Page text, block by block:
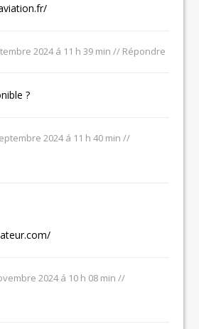
2024 á 11 h 39 min // Répondre
?
2024 á 11 h 40 min //
2024 á 10 h 08 min //